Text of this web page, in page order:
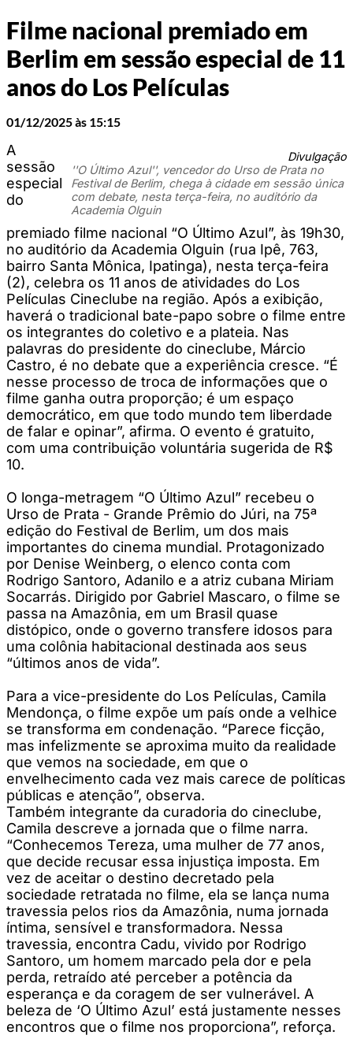
Filme nacional premiado em
Berlim em sessão especial de 11
anos do Los Películas
01/12/2025 às 15:15
Divulgação
''O Último Azul'', vencedor do Urso de Prata no
Festival de Berlim, chega à cidade em sessão única
com debate, nesta terça-feira, no auditório da
Academia Olguin
A
sessão
especial
do
premiado filme nacional “O Último Azul”, às 19h30,
no auditório da Academia Olguin (rua Ipê, 763,
bairro Santa Mônica, Ipatinga), nesta terça-feira
(2), celebra os 11 anos de atividades do Los
Películas Cineclube na região. Após a exibição,
haverá o tradicional bate-papo sobre o filme entre
os integrantes do coletivo e a plateia. Nas
palavras do presidente do cineclube, Márcio
Castro, é no debate que a experiência cresce. “É
nesse processo de troca de informações que o
filme ganha outra proporção; é um espaço
democrático, em que todo mundo tem liberdade
de falar e opinar”, afirma. O evento é gratuito,
com uma contribuição voluntária sugerida de R$
10.
O longa-metragem “O Último Azul” recebeu o
Urso de Prata - Grande Prêmio do Júri, na 75ª
edição do Festival de Berlim, um dos mais
importantes do cinema mundial. Protagonizado
por Denise Weinberg, o elenco conta com
Rodrigo Santoro, Adanilo e a atriz cubana Miriam
Socarrás. Dirigido por Gabriel Mascaro, o filme se
passa na Amazônia, em um Brasil quase
distópico, onde o governo transfere idosos para
uma colônia habitacional destinada aos seus
“últimos anos de vida”.
Para a vice-presidente do Los Películas, Camila
Mendonça, o filme expõe um país onde a velhice
se transforma em condenação. “Parece ficção,
mas infelizmente se aproxima muito da realidade
que vemos na sociedade, em que o
envelhecimento cada vez mais carece de políticas
públicas e atenção”, observa.
Também integrante da curadoria do cineclube,
Camila descreve a jornada que o filme narra.
“Conhecemos Tereza, uma mulher de 77 anos,
que decide recusar essa injustiça imposta. Em
vez de aceitar o destino decretado pela
sociedade retratada no filme, ela se lança numa
travessia pelos rios da Amazônia, numa jornada
íntima, sensível e transformadora. Nessa
travessia, encontra Cadu, vivido por Rodrigo
Santoro, um homem marcado pela dor e pela
perda, retraído até perceber a potência da
esperança e da coragem de ser vulnerável. A
beleza de ‘O Último Azul’ está justamente nesses
encontros que o filme nos proporciona”, reforça.